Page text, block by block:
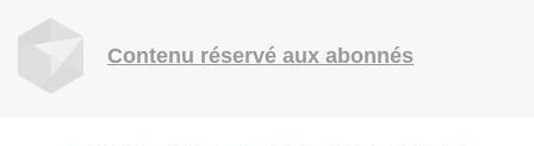
Contenu réservé aux abonnés